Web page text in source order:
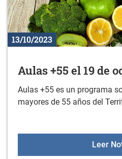
13/10/2023
Aulas +55 el 19 de
Aulas +55 es un programa
mayores de 55 años del
Leer